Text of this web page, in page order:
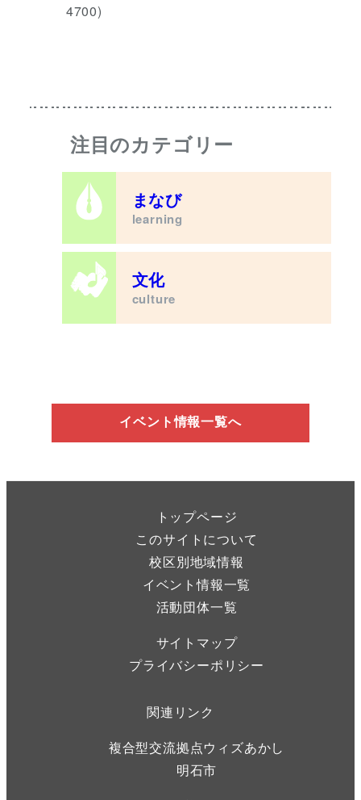
4700)
注目のカテゴリー
まなび
learning
文化
culture
イベント情報一覧へ
トップページ
このサイトについて
校区別地域情報
イベント情報一覧
活動団体一覧
サイトマップ
プライバシーポリシー
関連リンク
複合型交流拠点ウィズあかし
明石市